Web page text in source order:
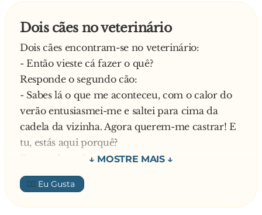
Dois cães no veterinário
Dois cães encontram-se no veterinário:
- Então vieste cá fazer o quê?
Responde o segundo cão:
- Sabes lá o que me aconteceu, com o calor do
verão entusiasmei-me e saltei para cima da
cadela da vizinha. Agora querem-me castrar! E
tu, estás aqui porquê?
Responde o cão:
- Olha, por uma razão parecida! Com o calor
entusiasmei-me e saltei para cima da minha
dona!
👍🏼